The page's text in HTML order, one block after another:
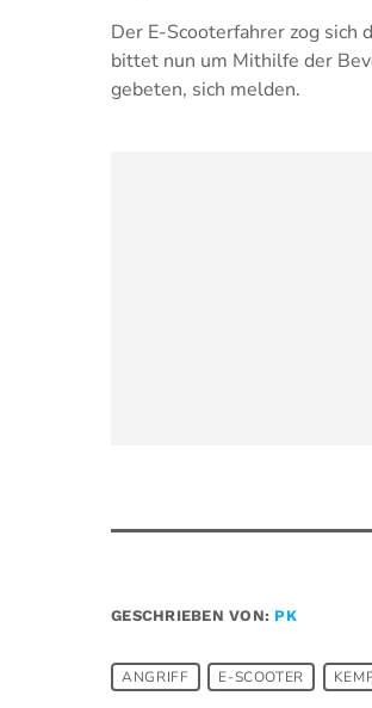
Der E-Scooterfahrer zog sich
bittet nun um Mithilfe der
gebeten, sich melden.
GESCHRIEBEN VON: PK
ANGRIFF E-SCOOTER